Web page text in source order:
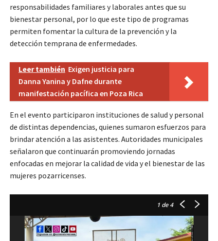
responsabilidades familiares y laborales antes que su
bienestar personal, por lo que este tipo de programas
permiten fomentar la cultura de la prevención y la
detección temprana de enfermedades.
Leer también Exigen justicia para
Danna Yanina y Dafne durante
manifestación pacífica en Poza Rica
En el evento participaron instituciones de salud y personal
de distintas dependencias, quienes sumaron esfuerzos para
brindar atención a las asistentes. Autoridades municipales
señalaron que continuarán promoviendo jornadas
enfocadas en mejorar la calidad de vida y el bienestar de las
mujeres pozarricenses.
1 de 4